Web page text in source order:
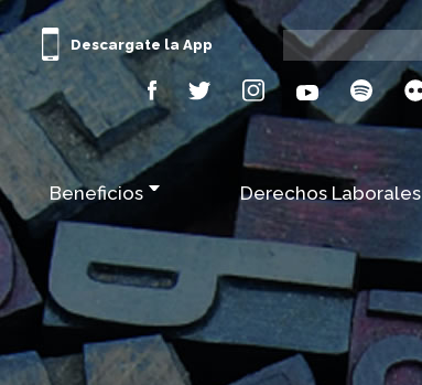
Descargate la App
Beneficios Derechos Laborales